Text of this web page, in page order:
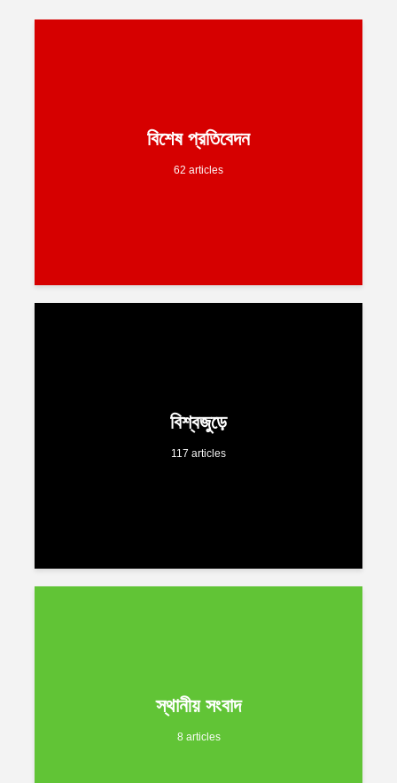
বিশেষ প্রতিবেদন
62 articles
বিশ্বজুড়ে
117 articles
স্থানীয় সংবাদ
8 articles